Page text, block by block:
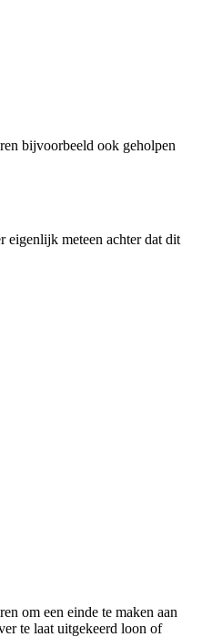
bijvoorbeeld ook geholpen
eigenlijk meteen achter dat dit
om een einde te maken aan
te laat uitgekeerd loon of